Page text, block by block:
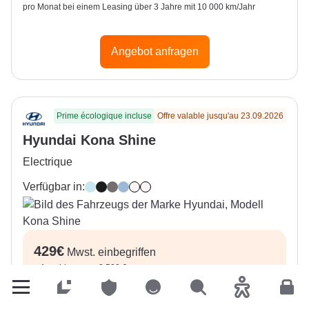
PrivatkundenPrivatkundenPrivatkundenSuchen
pro Monat bei einem Leasing über 3 Jahre mit 10 000 km/Jahr
Angebot anfragen
Prime écologique incluse Offre valable jusqu'au 23.09.2026
Hyundai Kona Shine
Electrique
Verfügbar in:Meta Blue (Mica)
Abyss Black (Mica)
Ecotronic Gray (Mica)
Sailing Blue (Mica)
Shimmering Silver (Metal)
Seritinity White (Mica)
429€ Mwst. einbegriffen
+Anzahlung von 3 500 €